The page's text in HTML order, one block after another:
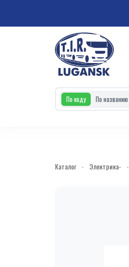
По коду По названию
Каталог - Электрика- -